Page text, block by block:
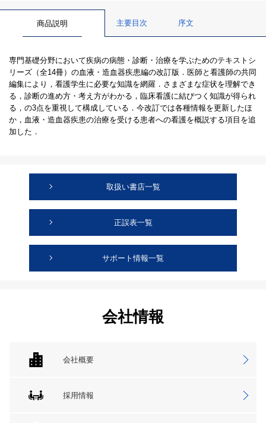
商品説明 主要目次 序文
専門基礎分野において疾病の病態・診断・治療を学ぶためのテキストシ
リーズ（全14冊）の血液・造血器疾患編の改訂版．医師と看護師の共同
編集により，看護学生に必要な知識を網羅．さまざまな症状を理解でき
る，診断の進め方・考え方がわかる，臨床看護に結びつく知識が得られ
る，の3点を重視して構成している．今改訂では各種情報を更新したほ
か，血液・造血器疾患の治療を受ける患者への看護を概説する項目を追
加した．
取扱い書店一覧
正誤表一覧
サポート情報一覧
会社情報
会社概要
採用情報